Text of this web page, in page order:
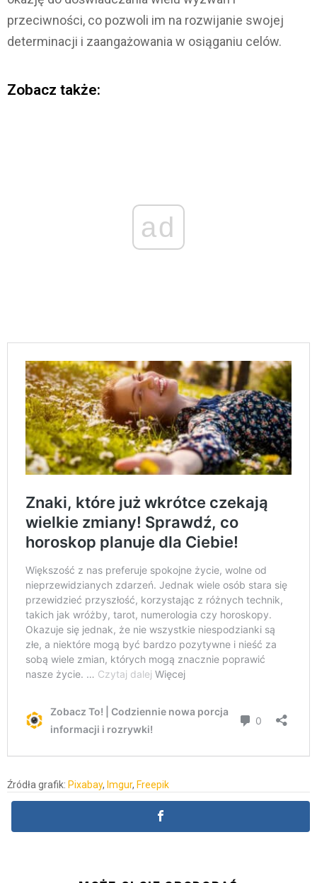
przeciwności, co pozwoli im na rozwijanie swojej
determinacji i zaangażowania w osiąganiu celów.
Zobacz także:
ad
Źródła grafik: Pixabay, Imgur, Freepik